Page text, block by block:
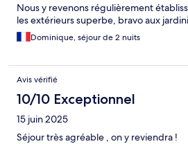
Nous y revenons régulièrement
les extérieurs superbe, bravo aux
Dominique, séjour de 2 nuits
Avis vérifié
10/10 Exceptionnel
15 juin 2025
Séjour très agréable , on y reviendra !